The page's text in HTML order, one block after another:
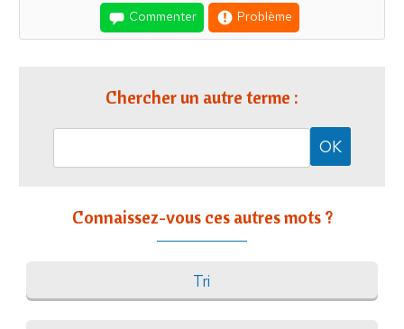
Commenter Problème
Chercher un autre terme :
Connaissez-vous ces autres mots ?
Tri